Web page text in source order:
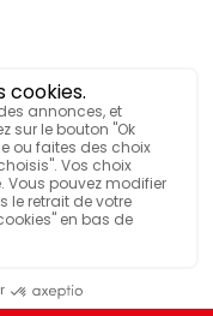
sur le site
site (cafés, thés,
🌞